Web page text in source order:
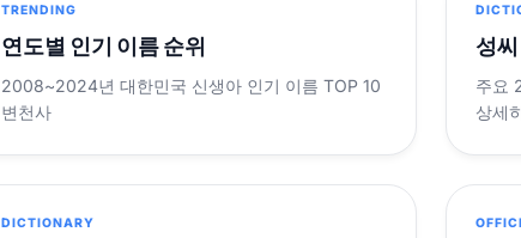
TRENDING
연도별 인기 이름 순위
2008~2024년 대한민국 신생아 인기 이름 TOP 10
변천사
성
주요
상세
DICTIONARY